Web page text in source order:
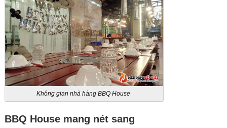
Không gian nhà hàng BBQ House
BBQ House mang nét sang